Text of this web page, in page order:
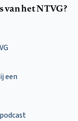
het NTVG?
een